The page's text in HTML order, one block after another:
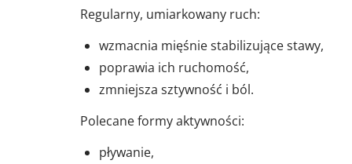
Regularny, umiarkowany ruch:
wzmacnia mięśnie stabilizujące stawy,
poprawia ich ruchomość,
zmniejsza sztywność i ból.
Polecane formy aktywności:
pływanie,